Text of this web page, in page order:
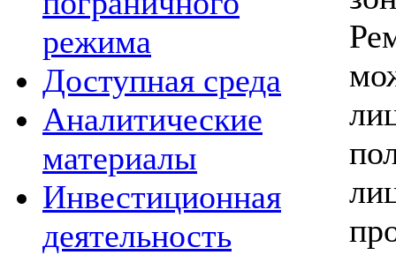
режима
Доступная среда
Аналитические
материалы
Инвестиционная
деятельность